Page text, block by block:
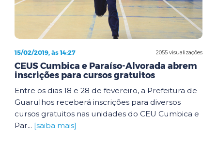
2055 visualizações
15/02/2019, às 14:27
CEUS Cumbica e Paraíso-Alvorada abrem
inscrições para cursos gratuitos
Entre os dias 18 e 28 de fevereiro, a Prefeitura de
Guarulhos receberá inscrições para diversos
cursos gratuitos nas unidades do CEU Cumbica e
Par... [saiba mais]